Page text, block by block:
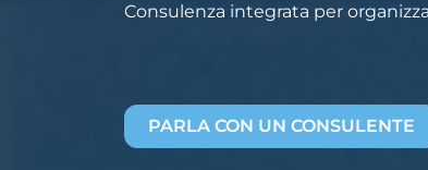
Consulenza integrata per
PARLA CON UN CONSULENTE